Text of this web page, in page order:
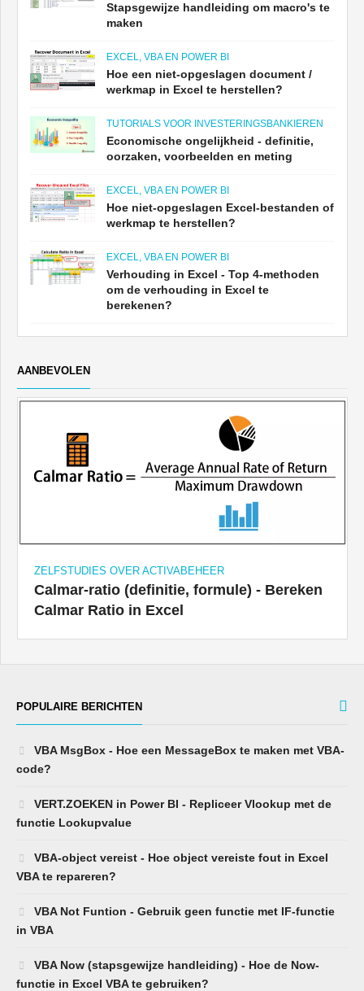
Stapsgewijze handleiding om macro's te
maken
EXCEL, VBA EN POWER BI
Hoe een niet-opgeslagen document /
werkmap in Excel te herstellen?
TUTORIALS VOOR INVESTERINGSBANKIEREN
Economische ongelijkheid - definitie,
oorzaken, voorbeelden en meting
EXCEL, VBA EN POWER BI
Hoe niet-opgeslagen Excel-bestanden of
werkmap te herstellen?
EXCEL, VBA EN POWER BI
Verhouding in Excel - Top 4-methoden
om de verhouding in Excel te
berekenen?
AANBEVOLEN
ZELFSTUDIES OVER ACTIVABEHEER
Calmar-ratio (definitie, formule) - Bereken
Calmar Ratio in Excel
POPULAIRE BERICHTEN
VBA MsgBox - Hoe een MessageBox te maken met VBA-
code?
VERT.ZOEKEN in Power BI - Repliceer Vlookup met de
functie Lookupvalue
VBA-object vereist - Hoe object vereiste fout in Excel
VBA te repareren?
VBA Not Funtion - Gebruik geen functie met IF-functie
in VBA
VBA Now (stapsgewijze handleiding) - Hoe de Now-
functie in Excel VBA te gebruiken?